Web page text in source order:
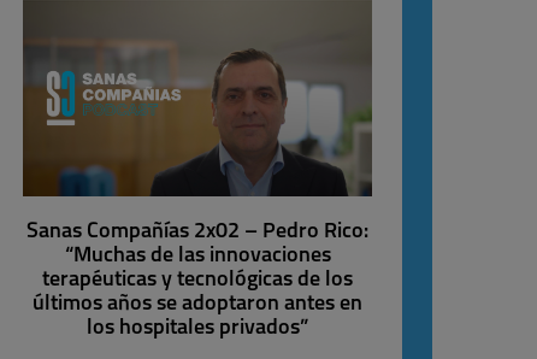
Sanas Compañías 2x02 – Pedro Rico:
“Muchas de las innovaciones
terapéuticas y tecnológicas de los
últimos años se adoptaron antes en
los hospitales privados”